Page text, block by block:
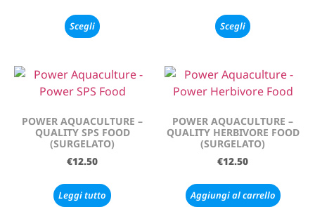
Scegli Scegli
POWER AQUACULTURE –
QUALITY SPS FOOD
(SURGELATO)
€12.50
Leggi tutto
POWER AQUACULTURE –
QUALITY HERBIVORE FOOD
(SURGELATO)
€12.50
Aggiungi al carrello